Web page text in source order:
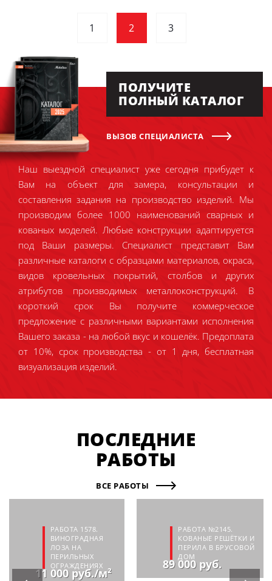
1 2 3
ПОЛУЧИТЕ
ПОЛНЫЙ КАТАЛОГ
ВЫЗОВ СПЕЦИАЛИСТА
Наш выездной специалист уже сегодня прибудет к
Вам на объект для замера, консультации и
составления задания на производство изделий. Мы
производим более 1000 наименований сварных и
кованых моделей. Любые конструкции адаптируется
под Ваши размеры. Специалист представит Вам
различные каталоги с образцами материалов, окраса,
видов кровельных покрытий, столбов и других
атрибутов производимых металлоконструкций. В
короткий срок Вы получите коммерческое
предложение с различными вариантами исполнения
Вашего заказа - на любой вкус и кошелёк. Предоплата
от 10%, срок производства - от 1 дня, бесплатная
визуализация изделий.
ПОСЛЕДНИЕ
РАБОТЫ
ВСЕ РАБОТЫ
РАБОТА 1578.
ВИНОГРАДНАЯ
ЛОЗА НА
ПЕРИЛЬНЫХ
ОГРАЖДЕНИЯХ
11 000 руб./м²
РАБОТА №2145.
КОВАНЫЕ РЕШЁТКИ И
ПЕРИЛА В БРУСОВОЙ
ДОМ
89 000 руб.